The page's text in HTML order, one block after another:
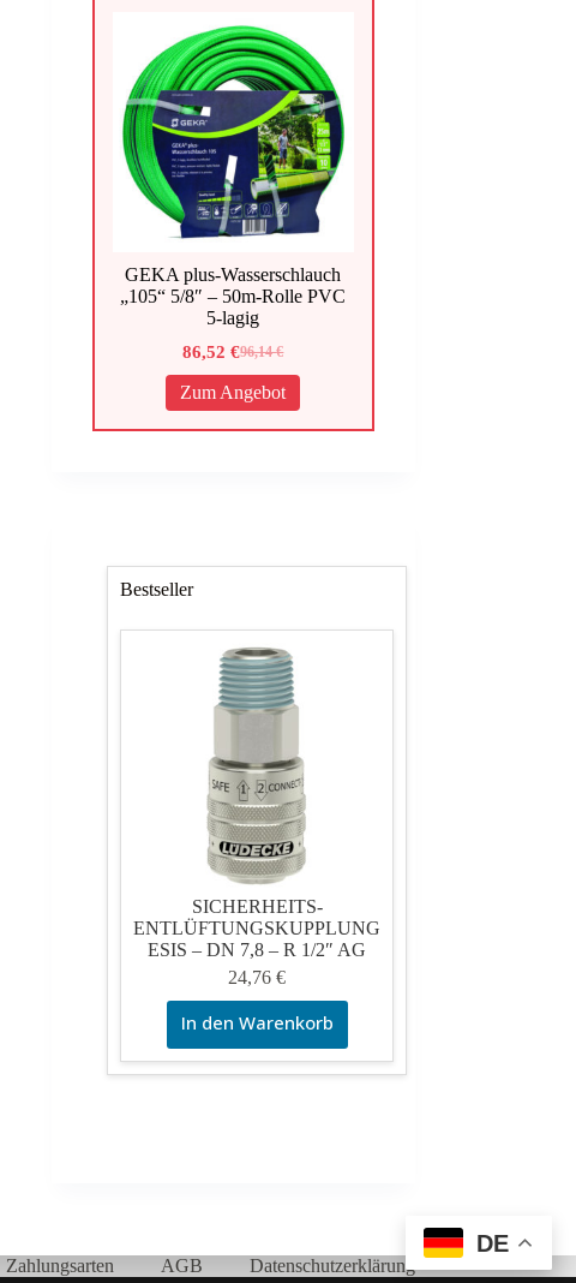
GEKA plus-Wasserschlauch
„105“ 5/8″ – 50m-Rolle PVC
5-lagig
96,14€
Ursprünglicher
Preis
war:
96,14 €
86,52€
Aktueller
Preis
ist:
86,52 €.
Zum Angebot
Bestseller
SICHERHEITS-
ENTLÜFTUNGSKUPPLUNG
ESIS – DN 7,8 – R 1/2″ AG
24,76€
In den Warenkorb
Zahlungsarten AGB
Datenschutzerklärung
DE